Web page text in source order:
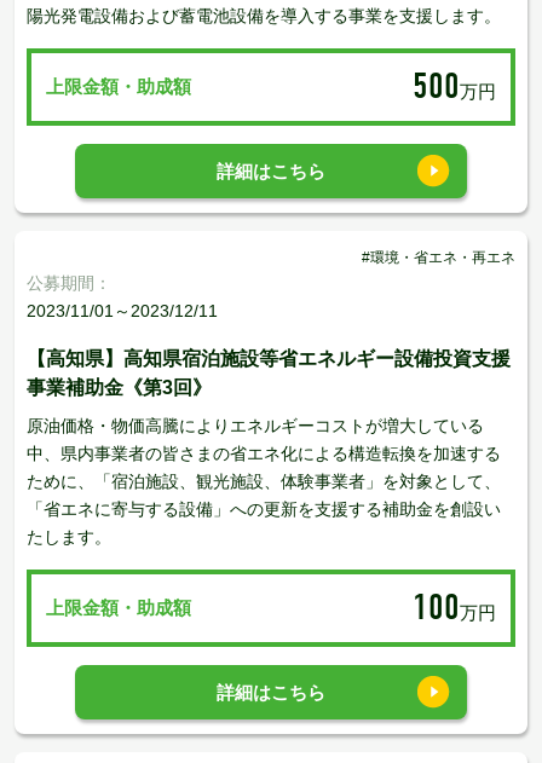
陽光発電設備および蓄電池設備を導入する事業を支援します。
上限金額・助成額 500万円
詳細はこちら
#環境・省エネ・再エネ
公募期間：
2023/11/01～2023/12/11
【高知県】高知県宿泊施設等省エネルギー設備投資支援
事業補助金《第3回》
原油価格・物価高騰によりエネルギーコストが増大している
中、県内事業者の皆さまの省エネ化による構造転換を加速する
ために、「宿泊施設、観光施設、体験事業者」を対象として、
「省エネに寄与する設備」への更新を支援する補助金を創設い
たします。
上限金額・助成額 100万円
詳細はこちら